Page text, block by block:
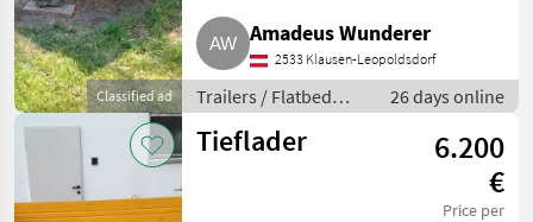
Classified ad
Amadeus Wunderer
2533 Klausen-Leopoldsdorf
Trailers / Flatbed
trailers
26 days online
Tieflader
6.200
€
Price per